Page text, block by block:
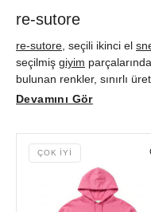
re-sutore
re-sutore, seçili ikinci el
seçilmiş giyim
bulunan renkler, sınırlı
aynı seçkide buluşur. Her
filtreleyerek keşfet,
çıkarve bu seçkin
Devamını Gör
ÇOK İYI